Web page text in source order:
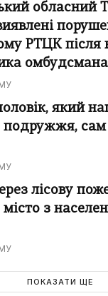
обласний
РТЦК після
омбудсмана
який
подружжя, сам
лісову
з
ПОКАЗАТИ ЩЕ